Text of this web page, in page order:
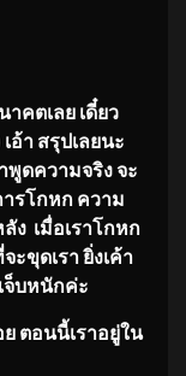
ตเลย เดี๋ยว
อ้า สรุปเลยนะ
พูดความจริง จะ
ารโกหก ความ
ง เมื่อเราโกหก
ะขุดเรา ยิ่งเค้า
จ็บหนักค่ะ
อนนี้เราอยู่ใน